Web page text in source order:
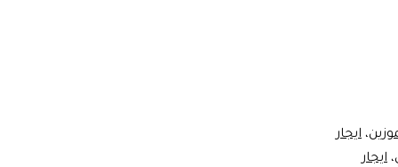
، ايجار
، ايجار